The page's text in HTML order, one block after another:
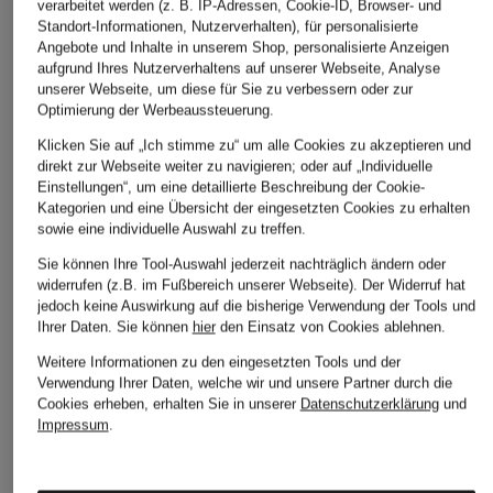
RAGMAN
2er-Pack T-Shirts
CHF 45
BALDESSARINI
2er-Pack T-Shirts
CHF 50
BOSS
2er-Pack T-Shirts
MODERN
Ursprünglich:CHF 45
Weitere Kategorien
Abendkleider
Bademäntel für Herren
Kleider
Lederjacken für Herren
verarbeitet werden (z. B. IP-Adressen, Cookie-ID, Browser- und
Standort-Informationen, Nutzerverhalten), für personalisierte
Angebote und Inhalte in unserem Shop, personalisierte Anzeigen
aufgrund Ihres Nutzerverhaltens auf unserer Webseite, Analyse
unserer Webseite, um diese für Sie zu verbessern oder zur
Optimierung der Werbeaussteuerung.
Klicken Sie auf „Ich stimme zu“ um alle Cookies zu akzeptieren und
direkt zur Webseite weiter zu navigieren; oder auf „Individuelle
Einstellungen“, um eine detaillierte Beschreibung der Cookie-
Kategorien und eine Übersicht der eingesetzten Cookies zu erhalten
sowie eine individuelle Auswahl zu treffen.
Sie können Ihre Tool-Auswahl jederzeit nachträglich ändern oder
widerrufen (z.B. im Fußbereich unserer Webseite). Der Widerruf hat
jedoch keine Auswirkung auf die bisherige Verwendung der Tools und
Ihrer Daten. Sie können hierden Einsatz von Cookies ablehnen.
Weitere Informationen zu den eingesetzten Tools und der
Verwendung Ihrer Daten, welche wir und unsere Partner durch die
Cookies erheben, erhalten Sie in unserer Datenschutzerklärungund
Impressum.